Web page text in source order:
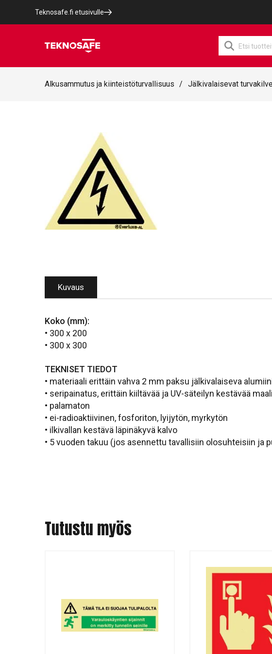
Teknosafe.fi etusivulle
Products
search
Alkusammutus ja kiinteistöturvallisuus / Jälkivalaisevat
Kuvaus
Koko (mm):
• 300 x 200
• 300 x 300
TEKNISET TIEDOT
• materiaali erittäin vahva 2 mm paksu jälkivalaiseva
• seripainatus, erittäin kiiltävää ja UV-säteilyn kestävää
• palamaton
• ei-radioaktiivinen, fosforiton, lyijytön, myrkytön
• ilkivallan kestävä läpinäkyvä kalvo
• 5 vuoden takuu (jos asennettu tavallisiin olosuhteisiin ja
Tutustu myös